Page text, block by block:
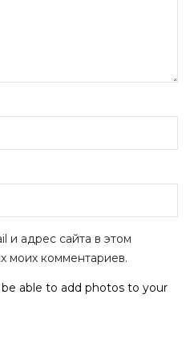
и адрес сайта в этом
моих комментариев.
able to add photos to your